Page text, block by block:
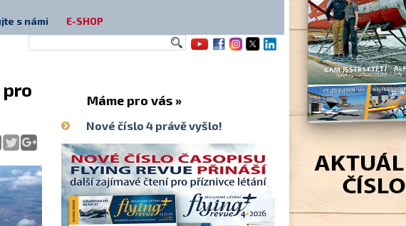
pro
Máme pro vás »
Nové číslo 4 právě vyšlo!
s námi E-SHOP